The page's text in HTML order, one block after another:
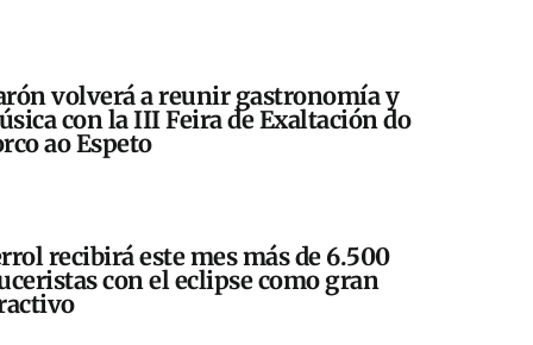
volverá a reunir gastronomía y
con la III Feira de Exaltación do
ao Espeto
recibirá este mes más de 6.500
con el eclipse como gran